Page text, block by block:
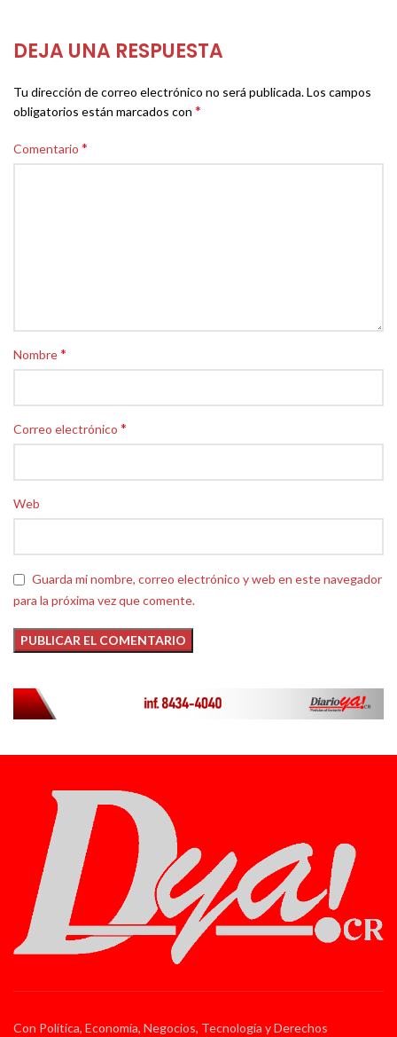
DEJA UNA RESPUESTA
Tu dirección de correo electrónico no será publicada.Los campos
obligatorios están marcados con *
Comentario *
Nombre*
Correo electrónico *
Web
Guarda mi nombre, correo electrónico y web en este navegador
para la próxima vez que comente.
Con Política, Economía, Negocios, Tecnología y Derechos